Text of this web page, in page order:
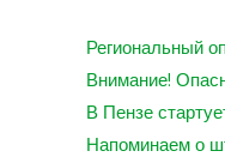
Региональный
Внимание!
В Пензе
Напоминаем о